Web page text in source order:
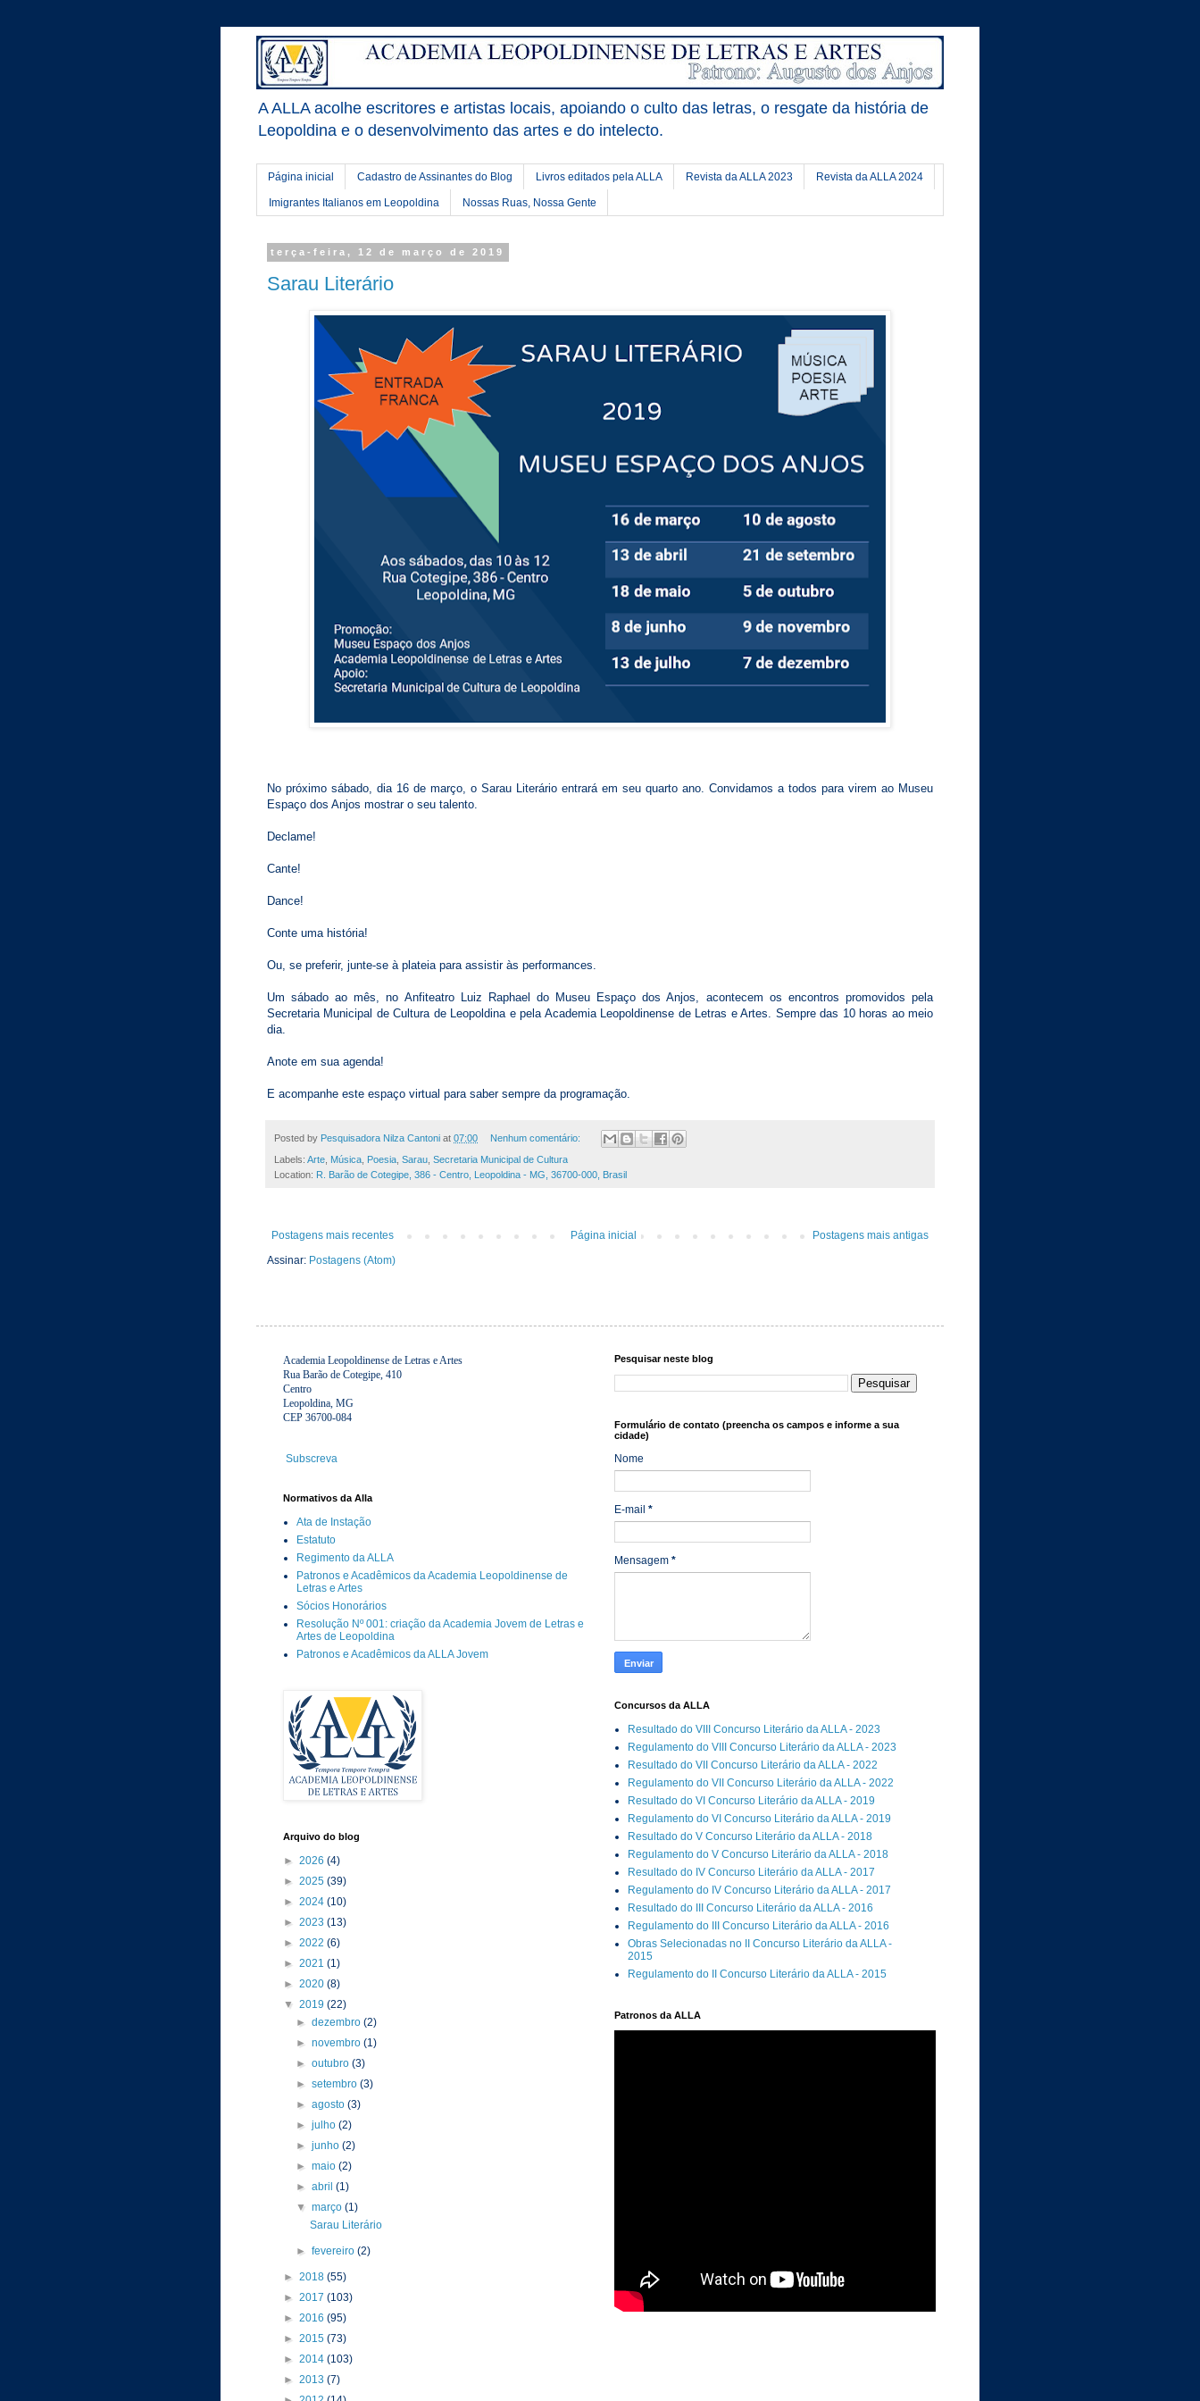
A ALLA acolhe escritores e artistas locais, apoiando o culto das letras, o resgate da história de
Leopoldina e o desenvolvimento das artes e do intelecto.
Página inicial Cadastro de Assinantes do Blog Livros editados pela ALLA Revista da ALLA 2023 Revista da ALLA 2024
Imigrantes Italianos em Leopoldina Nossas Ruas, Nossa Gente
terça-feira, 12 de março de 2019
Sarau Literário
No próximo sábado, dia 16 de março, o Sarau Literário entrará em seu quarto ano. Convidamos a todos para virem ao Museu
Espaço dos Anjos mostrar o seu talento.
Declame!
Cante!
Dance!
Conte uma história!
Ou, se preferir, junte-se à plateia para assistir às performances.
Um sábado ao mês, no Anfiteatro Luiz Raphael do Museu Espaço dos Anjos, acontecem os encontros promovidos pela
Secretaria Municipal de Cultura de Leopoldina e pela Academia Leopoldinense de Letras e Artes. Sempre das 10 horas ao meio
dia.
Anote em sua agenda!
E acompanhe este espaço virtual para saber sempre da programação.
Posted by Pesquisadora Nilza Cantoni at 07:00 Nenhum comentário:
Labels: Arte Música Poesia Sarau Secretaria Municipal de Cultura
Location: R. Barão de Cotegipe, 386 - Centro, Leopoldina - MG, 36700-000, Brasil
Postagens mais recentes Postagens mais antigas
Página inicial
Assinar: Postagens (Atom)
Academia Leopoldinense de Letras e Artes
Rua Barão de Cotegipe, 410
Centro
Leopoldina, MG
CEP 36700-084
Subscreva
Normativos da Alla
Ata de Instação
Estatuto
Regimento da ALLA
Patronos e Acadêmicos da Academia Leopoldinense de
Letras e Artes
Sócios Honorários
Resolução Nº 001: criação da Academia Jovem de Letras e
Artes de Leopoldina
Patronos e Acadêmicos da ALLA Jovem
Arquivo do blog
► 2026 (4)
► 2025 (39)
► 2024 (10)
► 2023 (13)
► 2022 (6)
► 2021 (1)
► 2020 (8)
▼ 2019 (22)
►dezembro(2)
►novembro(1)
►outubro(3)
►setembro(3)
►agosto(3)
►julho(2)
►junho(2)
►maio(2)
►abril(1)
▼março(1)
Sarau Literário
►fevereiro(2)
► 2018 (55)
► 2017 (103)
► 2016 (95)
► 2015 (73)
► 2014 (103)
► 2013 (7)
Pesquisar neste blog
Formulário de contato (preencha os campos e informe a sua
cidade)
Nome
E-mail *
Mensagem *
Concursos da ALLA
Resultado do VIII Concurso Literário da ALLA - 2023
Regulamento do VIII Concurso Literário da ALLA - 2023
Resultado do VII Concurso Literário da ALLA - 2022
Regulamento do VII Concurso Literário da ALLA - 2022
Resultado do VI Concurso Literário da ALLA - 2019
Regulamento do VI Concurso Literário da ALLA - 2019
Resultado do V Concurso Literário da ALLA - 2018
Regulamento do V Concurso Literário da ALLA - 2018
Resultado do IV Concurso Literário da ALLA - 2017
Regulamento do IV Concurso Literário da ALLA - 2017
Resultado do III Concurso Literário da ALLA - 2016
Regulamento do III Concurso Literário da ALLA - 2016
Obras Selecionadas no II Concurso Literário da ALLA -
2015
Regulamento do II Concurso Literário da ALLA - 2015
Patronos da ALLA